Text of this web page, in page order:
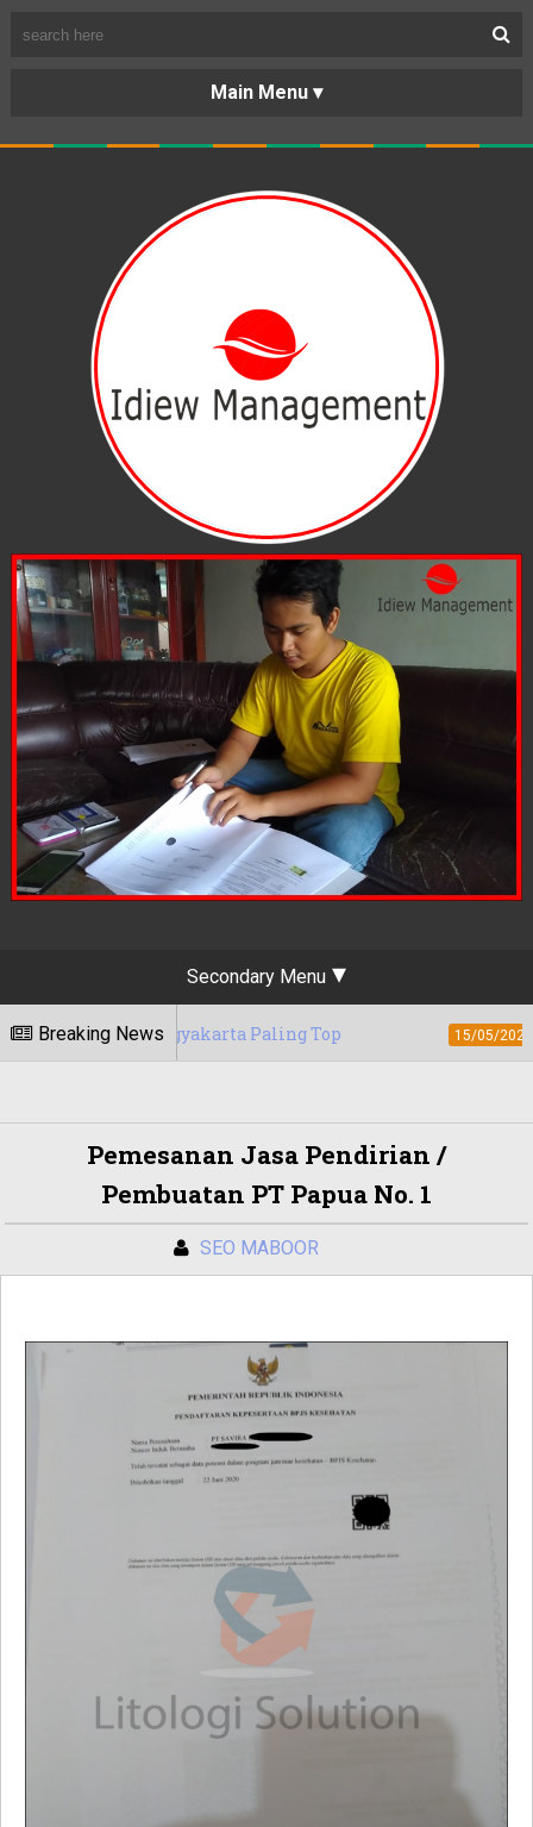
BERANDA
PORTOFOLIO
KARIR
KERJASAMA
LAYANAN
Secondary Menu
Breaking News
Paling Top 15/05/2020 Berapa Tarif
Pemesanan Jasa Pendirian /
Pembuatan PT Papua No. 1
SEO MABOOR